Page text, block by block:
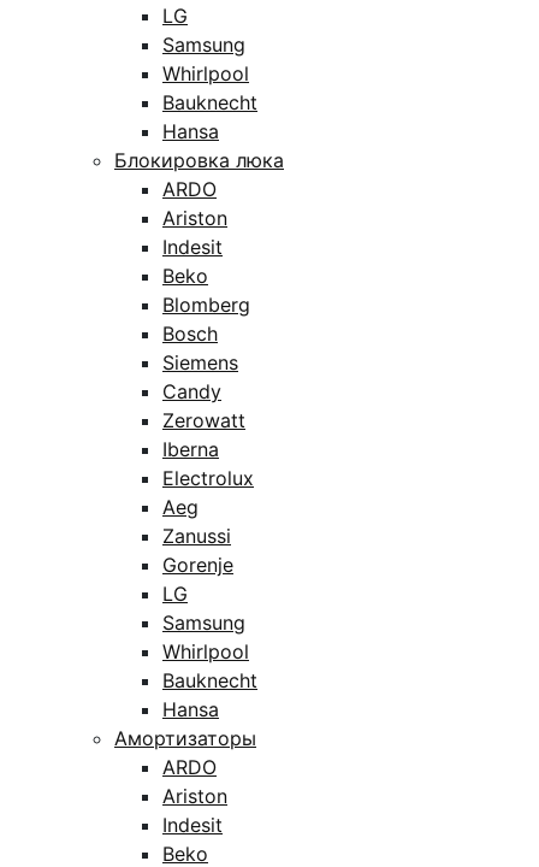
LG
Samsung
Whirlpool
Bauknecht
Hansa
Блокировка люка
ARDO
Ariston
Indesit
Beko
Blomberg
Bosch
Siemens
Candy
Zerowatt
Iberna
Electrolux
Aeg
Zanussi
Gorenje
LG
Samsung
Whirlpool
Bauknecht
Hansa
Амортизаторы
ARDO
Ariston
Indesit
Beko